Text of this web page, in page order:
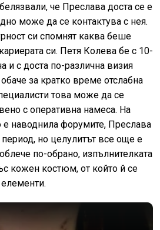
че Преслава доста се е
може да се контактува с нея.
си спомнят каква беше
си. Петя Колева бе с 10-
и с доста по-различна визия
за кратко време отслабна
това може да се
с оперативна намеса. На
е наводнила форумите, Преслава
но целулитът все още е
по-обрано, изпълнителката
кожен костюм, от който й се